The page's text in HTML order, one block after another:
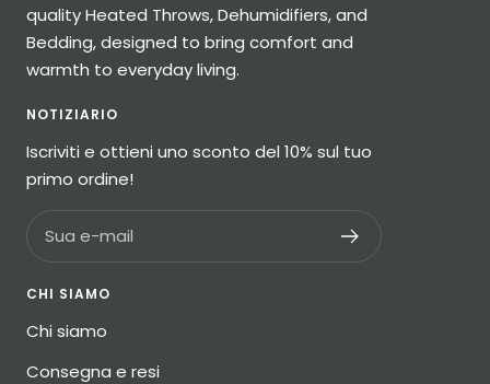
quality Heated Throws, Dehumidifiers, and
Bedding, designed to bring comfort and
warmth to everyday living.
NOTIZIARIO
Iscriviti e ottieni uno sconto del 10% sul tuo
primo ordine!
Sua e-mail
CHI SIAMO
Chi siamo
Consegna e resi